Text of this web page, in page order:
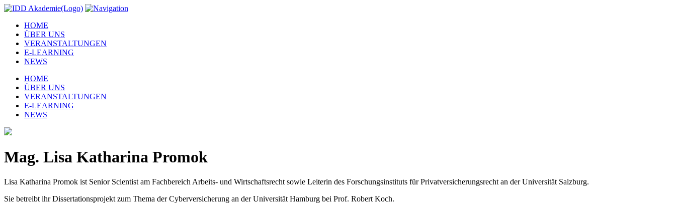
HOME
ÜBER UNS
VERANSTALTUNGEN
E-LEARNING
NEWS
HOME
ÜBER UNS
VERANSTALTUNGEN
E-LEARNING
NEWS
Mag. Lisa Katharina Promok
Lisa Katharina Promok ist Senior Scientist am Fachbereich Arbeits- und Wirtschaftsrecht sowie Leiterin des Forschungsinstituts für Privatversicherungsrecht an der Universität Salzburg.
Sie betreibt ihr Dissertationsprojekt zum Thema der Cyberversicherung an der Universität Hamburg bei Prof. Robert Koch.